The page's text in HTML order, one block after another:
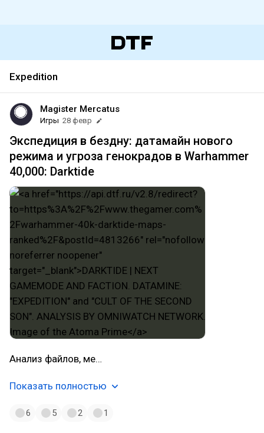
Expedition
Magister Mercatus
Игры 28 февр
Экспедиция в бездну: датамайн нового
режима и угроза генокрадов в Warhammer
40,000: Darktide
Анализ файлов, ме…
Показать полностью
6 5 2 1